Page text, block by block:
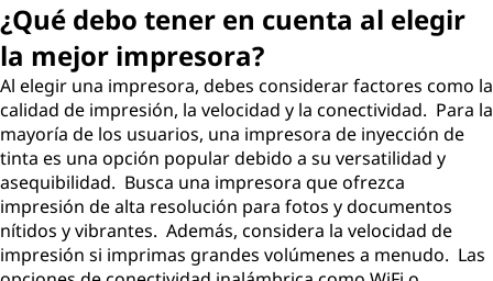
¿Qué debo tener en cuenta al elegir
la mejor impresora?
Al elegir una impresora, debes considerar factores como la
calidad de impresión, la velocidad y la conectividad. Para la
mayoría de los usuarios, una impresora de inyección de
tinta es una opción popular debido a su versatilidad y
asequibilidad. Busca una impresora que ofrezca
impresión de alta resolución para fotos y documentos
nítidos y vibrantes. Además, considera la velocidad de
impresión si imprimas grandes volúmenes a menudo. Las